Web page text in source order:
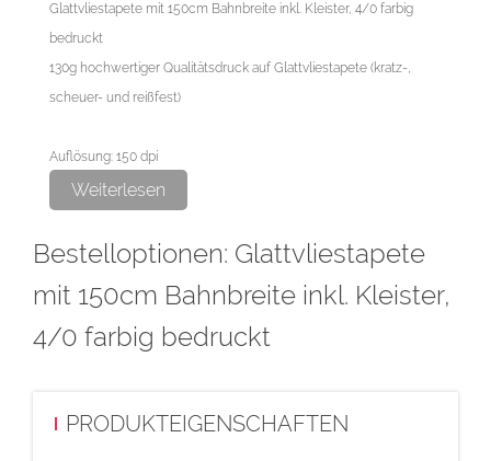
Glattvliestapete mit 150cm Bahnbreite inkl. Kleister, 4/0 farbig
bedruckt
130g hochwertiger Qualitätsdruck auf Glattvliestapete (kratz-,
scheuer- und reißfest)
Auflösung: 150 dpi
Beschnitt: 3 mm (umlaufend)
Druckdaten in einem anderen Maßstab als 1:1 angelegt sind.
Bahnbreite 150cm (Wenn das Foto eine Breite von 150cm
überschreitet, dann wird das Foto in Bahnen gedruckt. Die
Material:
Weiterlesen
Bestelloptionen: Glattvliestapete
mit 150cm Bahnbreite inkl. Kleister,
4/0 farbig bedruckt
PRODUKTEIGENSCHAFTEN